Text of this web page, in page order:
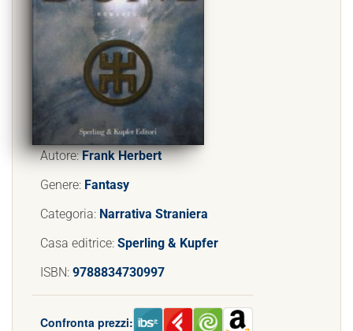
Autore:Frank Herbert
Genere: Fantasy
Categoria: Narrativa Straniera
Casa editrice: Sperling & Kupfer
ISBN: 9788834730997
Confronta prezzi: